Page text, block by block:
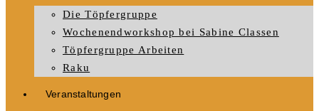
Die Töpfergruppe
Wochenendworkshop bei Sabine Classen
Töpfergruppe Arbeiten
Raku
Veranstaltungen